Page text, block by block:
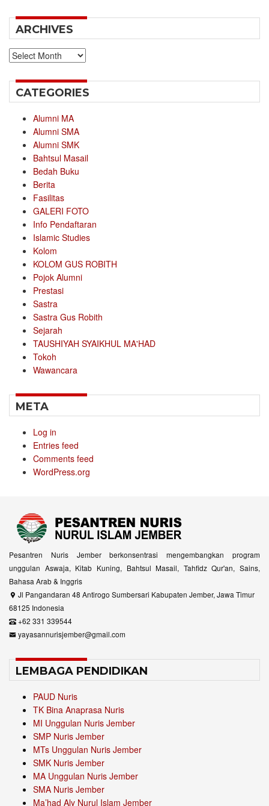
ARCHIVES
Archives
CATEGORIES
Alumni MA
Alumni SMA
Alumni SMK
Bahtsul Masail
Bedah Buku
Berita
Fasilitas
GALERI FOTO
Info Pendaftaran
Islamic Studies
Kolom
KOLOM GUS ROBITH
Pojok Alumni
Prestasi
Sastra
Sastra Gus Robith
Sejarah
TAUSHIYAH SYAIKHUL MA'HAD
Tokoh
Wawancara
META
Log in
Entries feed
Comments feed
WordPress.org
Pesantren Nuris Jember berkonsentrasi mengembangkan program
unggulan Aswaja, Kitab Kuning, Bahtsul Masail, Tahfidz Qur'an, Sains,
Bahasa Arab & Inggris
Jl Pangandaran 48 Antirogo Sumbersari Kabupaten Jember, Jawa Timur
68125 Indonesia
+62 331 339544
yayasannurisjember@gmail.com
LEMBAGA PENDIDIKAN
PAUD Nuris
TK Bina Anaprasa Nuris
MI Unggulan Nuris Jember
SMP Nuris Jember
MTs Unggulan Nuris Jember
SMK Nuris Jember
MA Unggulan Nuris Jember
SMA Nuris Jember
Ma’had Aly Nurul Islam Jember